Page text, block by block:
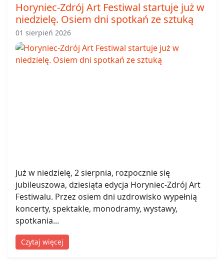
Horyniec-Zdrój Art Festiwal startuje już w
niedzielę. Osiem dni spotkań ze sztuką
01 sierpień 2026
Już w niedzielę, 2 sierpnia, rozpocznie się
jubileuszowa, dziesiąta edycja Horyniec-Zdrój Art
Festiwalu. Przez osiem dni uzdrowisko wypełnią
koncerty, spektakle, monodramy, wystawy,
spotkania...
Czytaj więcej